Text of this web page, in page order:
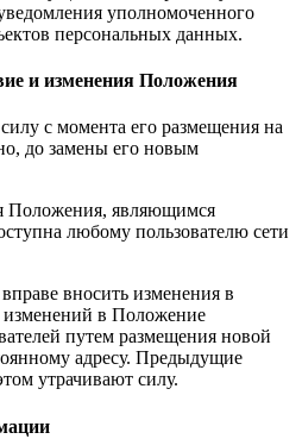
уполномоченного
персональных данных.
и изменения Положения
с момента его размещения на
до замены его новым
Положения, являющимся
любому пользователю сети
вносить изменения в
в Положение
путем размещения новой
адресу. Предыдущие
утрачивают силу.